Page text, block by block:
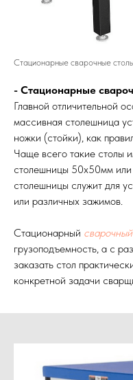
Стационарные сварочные
- Стационарные
Главной отличительной
массивная столешница
ножки (стойки), как
Чаще всего такие столы
столешницы 50х50мм
столешницы служит для
или различных зажимов.
Стационарный
грузоподъемность, а с
заказать стол
конкретной задачи